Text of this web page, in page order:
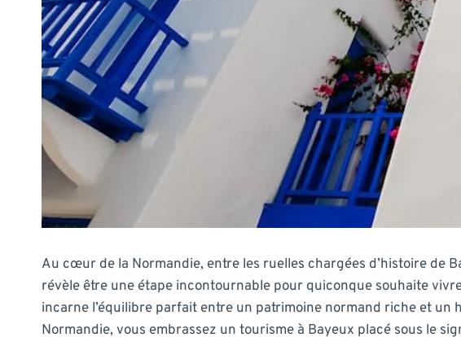
Au cœur de la Normandie, entre les ruelles chargées d’histoire de
révèle être une étape incontournable pour quiconque souhaite
incarne l’équilibre parfait entre un patrimoine normand riche et
Normandie, vous embrassez un tourisme à Bayeux placé sous le